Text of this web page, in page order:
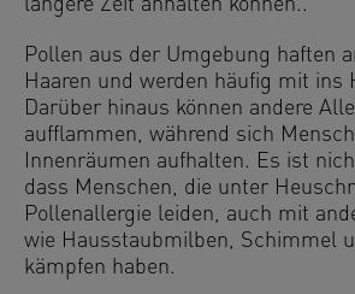
längere Zeit anhalten können..
Pollen aus der Umgebung haften
Haaren und werden häufig mit ins
Darüber hinaus können andere
aufflammen, während sich
Innenräumen aufhalten. Es ist
dass Menschen, die unter
Pollenallergie leiden, auch mit
wie Hausstaubmilben, Schimmel
kämpfen haben.